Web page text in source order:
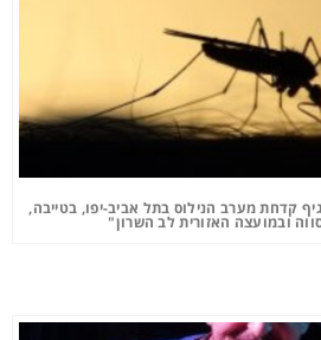
קדחת מערב הנילוס בתל אביב-יפו, בטייבה,
ובמועצה האזורית לב השרון"